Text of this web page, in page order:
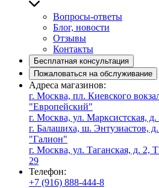
Вопросы-ответы
Блог, новости
Отзывы
Контакты
Бесплатная консультация
Пожаловаться на обслуживание
Адреса магазинов:
г. Москва, пл. Киевского
"Европейский"
г. Москва, ул. Марксистская, д.
г. Балашиха, ш. Энтузиастов,
"Галион"
г. Москва, ул. Таганская, д. 2,
29
Телефон:
+7 (916) 888-444-8